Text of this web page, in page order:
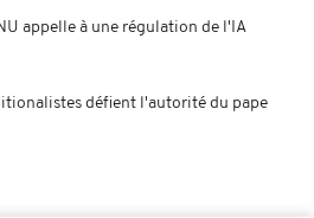
appelle à une régulation de l'IA
défient l'autorité du pape